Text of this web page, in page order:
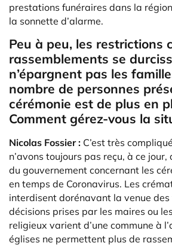
prestations funéraires dans la
la sonnette d’alarme.
Peu à peu, les restrictions
rassemblements se
n’épargnent pas les
nombre de personnes
cérémonie est de plus en
Comment gérez-vous la
Nicolas Fossier : C’est très
n’avons toujours pas reçu, à ce
du gouvernement concernant les
en temps de Coronavirus. Les
interdisent dorénavant la venue des
décisions prises par les maires ou
religieux varient d’une commune à
églises ne permettent plus de